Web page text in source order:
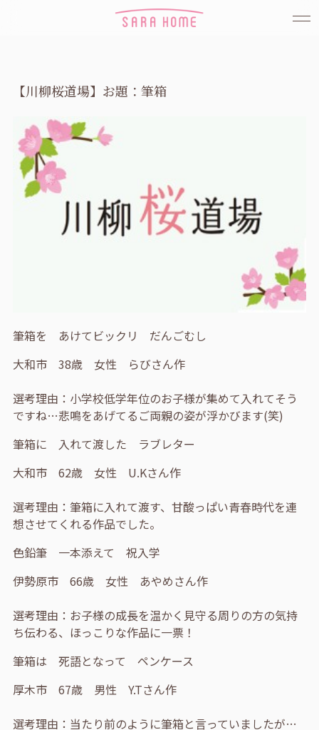
【川柳桜道場】お題：筆箱
筆箱を あけてビックリ だんごむし
大和市 38歳 女性 らびさん作
選考理由：小学校低学年位のお子様が集めて入れてそう
ですね…悲鳴をあげてるご両親の姿が浮かびます(笑)
筆箱に 入れて渡した ラブレター
大和市 62歳 女性 U.Kさん作
選考理由：筆箱に入れて渡す、甘酸っぱい青春時代を連
想させてくれる作品でした。
色鉛筆 一本添えて 祝入学
伊勢原市 66歳 女性 あやめさん作
選考理由：お子様の成長を温かく見守る周りの方の気持
ち伝わる、ほっこりな作品に一票！
筆箱は 死語となって ペンケース
厚木市 67歳 男性 Y.Tさん作
選考理由：当たり前のように筆箱と言っていましたが…